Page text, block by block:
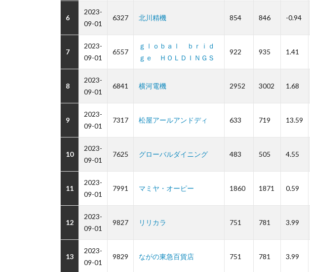
6
2023-
09-01
6327 北川精機 854 846 -0.94
7
2023-
09-01
6557
ｇｌｏｂａｌ ｂｒｉｄ
ｇｅ ＨＯＬＤＩＮＧＳ
922 935 1.41
8
2023-
09-01
6841 横河電機 2952 3002 1.68
9
2023-
09-01
7317 松屋アールアンドディ 633 719 13.59
10
2023-
09-01
7625 グローバルダイニング 483 505 4.55
11
2023-
09-01
7991 マミヤ・オーピー 1860 1871 0.59
12
2023-
09-01
9827 リリカラ 751 781 3.99
13
2023-
09-01
9829 ながの東急百貨店 751 781 3.99